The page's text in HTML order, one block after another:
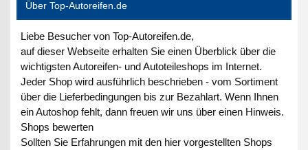
Über Top-Autoreifen.de
Liebe Besucher von Top-Autoreifen.de,
auf dieser Webseite erhalten Sie einen Überblick über die
wichtigsten Autoreifen- und Autoteileshops im Internet.
Jeder Shop wird ausführlich beschrieben - vom Sortiment
über die Lieferbedingungen bis zur Bezahlart. Wenn Ihnen
ein Autoshop fehlt, dann freuen wir uns über einen Hinweis.
Shops bewerten
Sollten Sie Erfahrungen mit den hier vorgestellten Shops